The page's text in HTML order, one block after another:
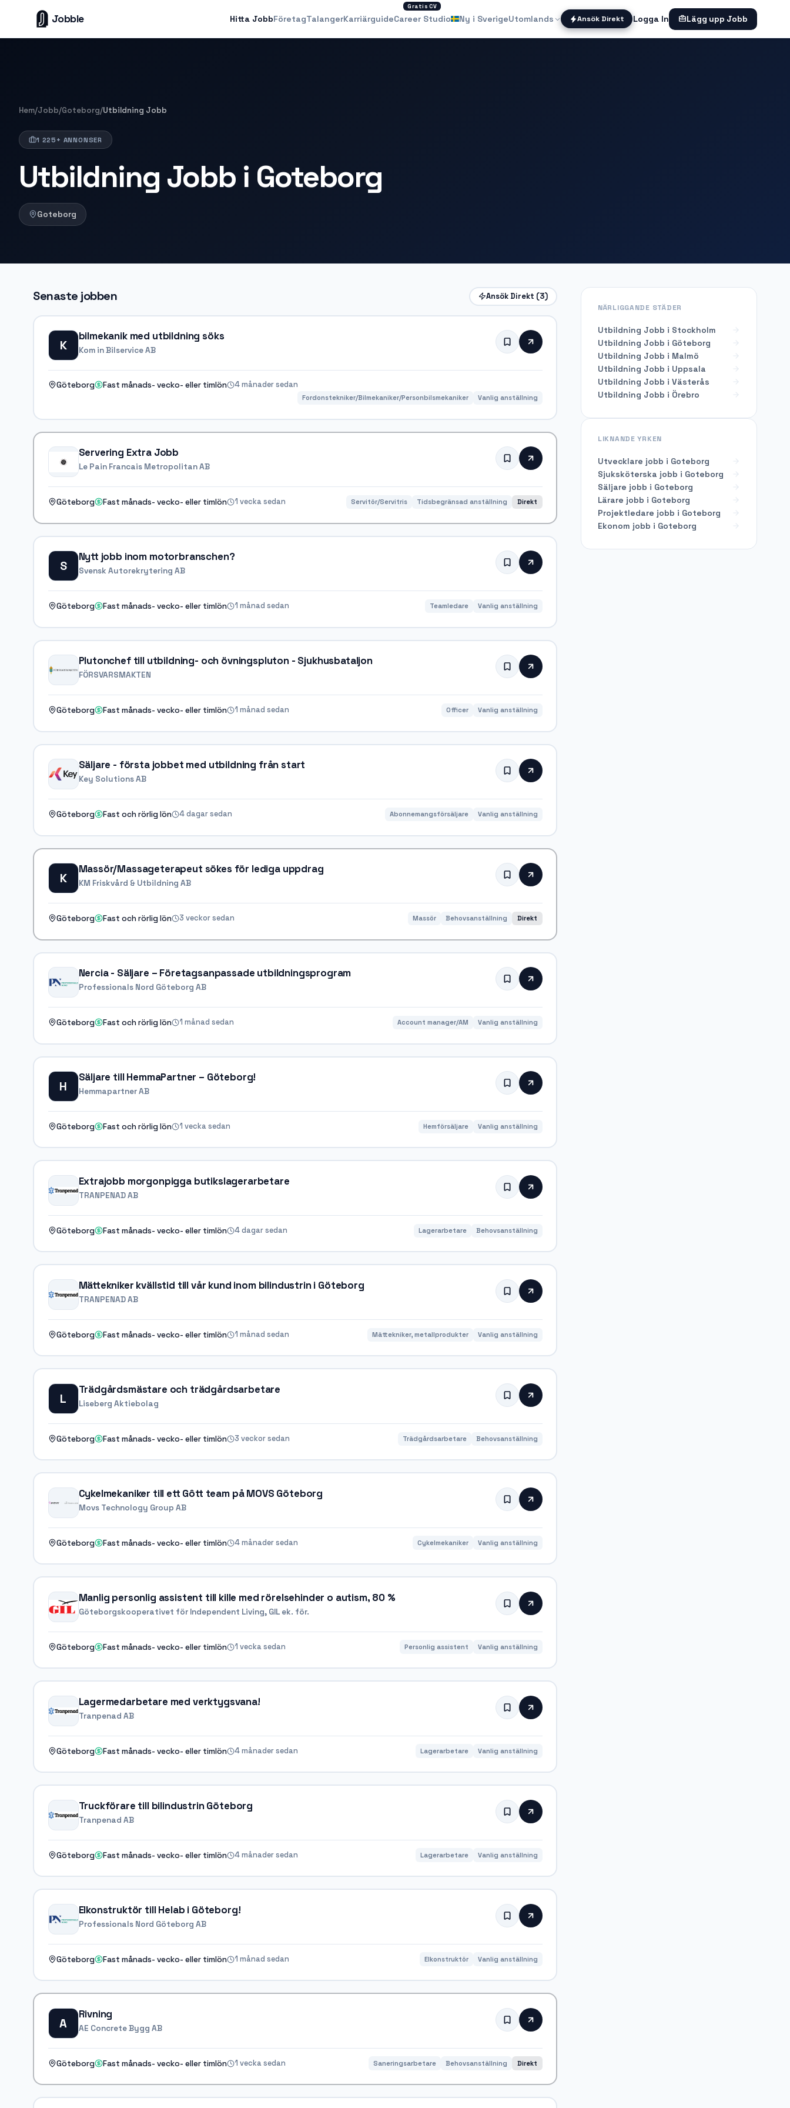
Jobble Hitta JobbFöretagTalangerKarriärguide
Gratis CV
Career Studio Ny i SverigeUtomlands Ansök Direkt Logga In Lägg upp Jobb
Hem/Jobb/Goteborg/Utbildning Jobb
1 225+ ANNONSER
Utbildning Jobb i Goteborg
Goteborg
Senaste jobben Ansök Direkt (3)
K
bilmekanik med utbildning söks
Kom in Bilservice AB
Göteborg Fast månads- vecko- eller timlön 4 månader sedan
Fordonstekniker/Bilmekaniker/Personbilsmekaniker Vanlig anställning
Servering Extra Jobb
Le Pain Francais Metropolitan AB
Göteborg Fast månads- vecko- eller timlön 1 vecka sedan Servitör/Servitris Tidsbegränsad anställning Direkt
S
Nytt jobb inom motorbranschen?
Svensk Autorekrytering AB
Göteborg Fast månads- vecko- eller timlön 1 månad sedan Teamledare Vanlig anställning
Plutonchef till utbildning- och övningspluton - Sjukhusbataljon
FÖRSVARSMAKTEN
Göteborg Fast månads- vecko- eller timlön 1 månad sedan Officer Vanlig anställning
Säljare - första jobbet med utbildning från start
Key Solutions AB
Göteborg Fast och rörlig lön 4 dagar sedan Abonnemangsförsäljare Vanlig anställning
K
Massör/Massageterapeut sökes för lediga uppdrag
KM Friskvård & Utbildning AB
Göteborg Fast och rörlig lön 3 veckor sedan Massör Behovsanställning Direkt
Nercia - Säljare – Företagsanpassade utbildningsprogram
Professionals Nord Göteborg AB
Göteborg Fast och rörlig lön 1 månad sedan Account manager/AM Vanlig anställning
H
Säljare till HemmaPartner – Göteborg!
Hemmapartner AB
Göteborg Fast och rörlig lön 1 vecka sedan Hemförsäljare Vanlig anställning
Extrajobb morgonpigga butikslagerarbetare
TRANPENAD AB
Göteborg Fast månads- vecko- eller timlön 4 dagar sedan Lagerarbetare Behovsanställning
Mättekniker kvällstid till vår kund inom bilindustrin i Göteborg
TRANPENAD AB
Göteborg Fast månads- vecko- eller timlön 1 månad sedan Mättekniker, metallprodukter Vanlig anställning
L
Trädgårdsmästare och trädgårdsarbetare
Liseberg Aktiebolag
Göteborg Fast månads- vecko- eller timlön 3 veckor sedan Trädgårdsarbetare Behovsanställning
Cykelmekaniker till ett Gôtt team på MOVS Göteborg
Movs Technology Group AB
Göteborg Fast månads- vecko- eller timlön 4 månader sedan Cykelmekaniker Vanlig anställning
Manlig personlig assistent till kille med rörelsehinder o autism, 80 %
Göteborgskooperativet för Independent Living, GIL ek. för.
Göteborg Fast månads- vecko- eller timlön 1 vecka sedan Personlig assistent Vanlig anställning
Lagermedarbetare med verktygsvana!
Tranpenad AB
Göteborg Fast månads- vecko- eller timlön 4 månader sedan Lagerarbetare Vanlig anställning
Truckförare till bilindustrin Göteborg
Tranpenad AB
Göteborg Fast månads- vecko- eller timlön 4 månader sedan Lagerarbetare Vanlig anställning
Elkonstruktör till Helab i Göteborg!
Professionals Nord Göteborg AB
Göteborg Fast månads- vecko- eller timlön 1 månad sedan Elkonstruktör Vanlig anställning
A
Rivning
AE Concrete Bygg AB
Göteborg Fast månads- vecko- eller timlön 1 vecka sedan Saneringsarbetare Behovsanställning Direkt
NÄRLIGGANDE STÄDER
Utbildning Jobb i Stockholm
Utbildning Jobb i Göteborg
Utbildning Jobb i Malmö
Utbildning Jobb i Uppsala
Utbildning Jobb i Västerås
Utbildning Jobb i Örebro
LIKNANDE YRKEN
Utvecklare jobb i Goteborg
Sjuksköterska jobb i Goteborg
Säljare jobb i Goteborg
Lärare jobb i Goteborg
Projektledare jobb i Goteborg
Ekonom jobb i Goteborg